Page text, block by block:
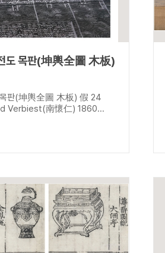
도 목판(坤輿全圖 木板)
판(坤輿全圖 木板) 假 24
Verbiest(南懷仁) 1860...